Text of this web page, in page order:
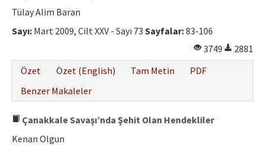
Tülay Alim Baran
Sayı: Mart 2009, Cilt XXV - Sayı 73 Sayfalar:83-106
3749
2881
Özet
Özet (English) Tam Metin
PDF
Benzer Makaleler
Çanakkale Savaşı’nda Şehit Olan Hendekliler
Kenan Olgun